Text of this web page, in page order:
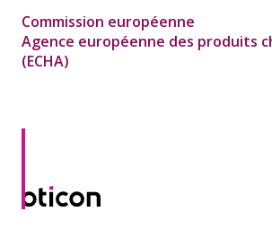
Commission européenne
Agence européenne des produits
(ECHA)